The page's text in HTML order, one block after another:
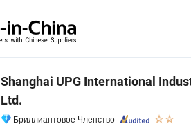
Shanghai UPG International
Ltd.
Бриллиантовое Членство